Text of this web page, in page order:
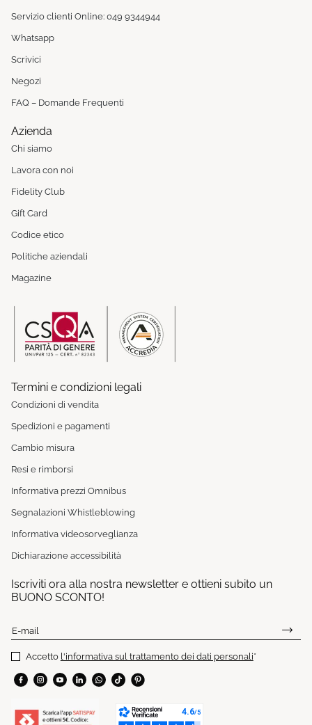
Servizio clienti Online: 049 9344944
Whatsapp
Scrivici
Negozi
FAQ – Domande Frequenti
Azienda
Chi siamo
Lavora con noi
Fidelity Club
Gift Card
Codice etico
Politiche aziendali
Magazine
Termini e condizioni legali
Condizioni di vendita
Spedizioni e pagamenti
Cambio misura
Resi e rimborsi
Informativa prezzi Omnibus
Segnalazioni Whistleblowing
Informativa videosorveglianza
Dichiarazione accessibilità
Iscriviti ora alla nostra newsletter e ottieni subito un
BUONO SCONTO!
E-mail
Accetto l'informativa sul trattamento dei dati personali*